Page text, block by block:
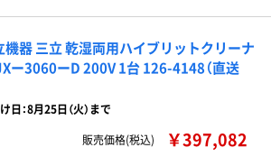
機器 三立 乾湿両用ハイブリットクリーナ
ー3060ーD 200V 1台 126-4148（直送
日：8月25日（火）まで
販売価格(税込)
￥397,082